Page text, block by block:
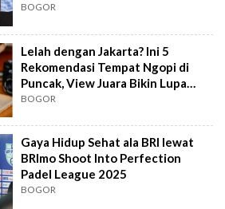
BOGOR
Lelah dengan Jakarta? Ini 5
Rekomendasi Tempat Ngopi di
Puncak, View Juara Bikin Lupa
Utang Cicilan
BOGOR
Gaya Hidup Sehat ala BRI lewat
BRImo Shoot Into Perfection
Padel League 2025
BOGOR